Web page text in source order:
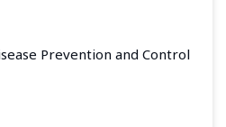
Prevention and Control